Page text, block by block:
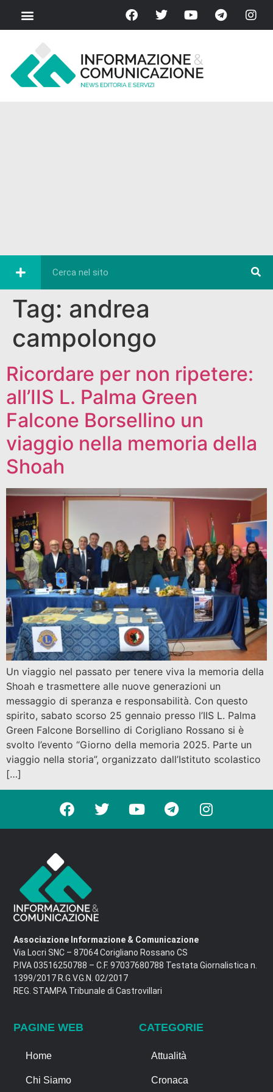
Tag: andrea
campolongo
Ricordare per non ripetere:
all’IIS L. Palma Green
Falcone Borsellino un
viaggio nella memoria della
Shoah
Un viaggio nel passato per tenere viva la memoria della
Shoah e trasmettere alle nuove generazioni un
messaggio di speranza e responsabilità. Con questo
spirito, sabato scorso 25 gennaio presso l’IIS L. Palma
Green Falcone Borsellino di Corigliano Rossano si è
svolto l’evento “Giorno della memoria 2025. Parte un
viaggio nella storia”, organizzato dall’Istituto scolastico
[…]
Associazione Informazione & Comunicazione
Via Locri SNC – 87064 Corigliano Rossano CS
P.IVA 03516250788 – C.F. 97037680788 Testata Giornalistica n.
1399/2017 R.G.V.G.N. 02/2017
REG. STAMPA Tribunale di Castrovillari
PAGINE WEB
Home
Chi Siamo
CATEGORIE
Attualità
Cronaca